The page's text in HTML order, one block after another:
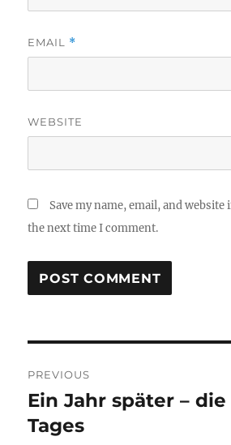
EMAIL *
WEBSITE
Save my name, email, and
the next time I comment.
navigation
PREVIOUS
Previous
post:
Ein Jahr später –
Tages